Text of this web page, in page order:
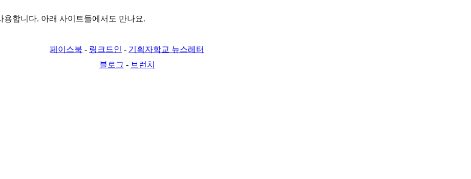
합니다. 아래 사이트들에서도 만나요.
페이스북 - 링크드인 - 기획자학교 뉴스레터
블로그 - 브런치